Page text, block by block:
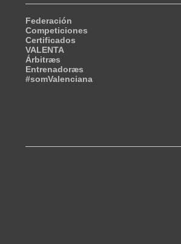
Federación
Competiciones
Certificados
VALENTA
Árbitræs
Entrenadoræs
#somValenciana